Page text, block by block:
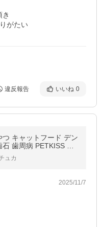
がたい
違反報告 いいね 0
キャットフード デン
歯周病 PETKISS ネ
やつ まぐろ味 プチ 14
ュカ
2025/11/7